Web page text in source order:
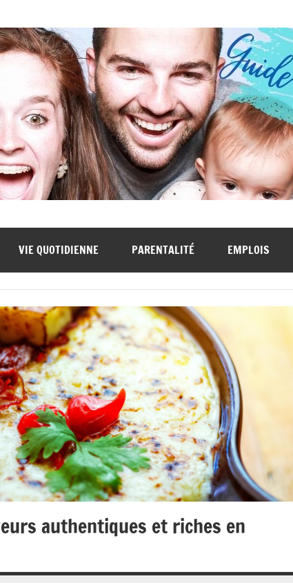
VIE QUOTIDIENNE PARENTALITÉ EMPLOIS
authentiques et riches en